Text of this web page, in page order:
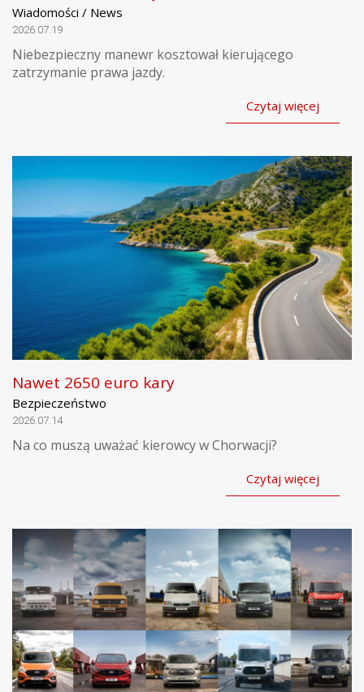
Wiadomości / News
2026.07.19
Niebezpieczny manewr kosztował kierującego
zatrzymanie prawa jazdy.
Czytaj więcej
Nawet 2650 euro kary
Bezpieczeństwo
2026.07.14
Na co muszą uważać kierowcy w Chorwacji?
Czytaj więcej